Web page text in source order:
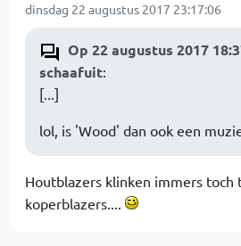
dinsdag 22 augustus 2017 23:17:06
Op 22 augustus 2017
schaafuit:
[...]
lol, is 'Wood' dan ook een
Houtblazers klinken immers toch
koperblazers....